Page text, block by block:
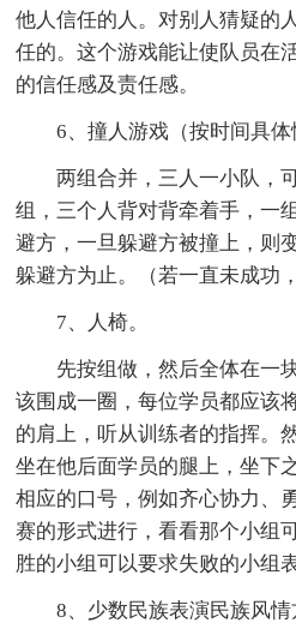
他人信任的人。对别人猜疑的
任的。这个游戏能让使队员在
的信任感及责任感。
6、撞人游戏（按时间具体
两组合并，三人一小队，
组，三个人背对背牵着手，一
避方，一旦躲避方被撞上，则
躲避方为止。（若一直未成功
7、人椅。
先按组做，然后全体在一
该围成一圈，每位学员都应该
的肩上，听从训练者的指挥。
坐在他后面学员的腿上，坐下
相应的口号，例如齐心协力、
赛的形式进行，看看那个小组
胜的小组可以要求失败的小组
8、少数民族表演民族风情